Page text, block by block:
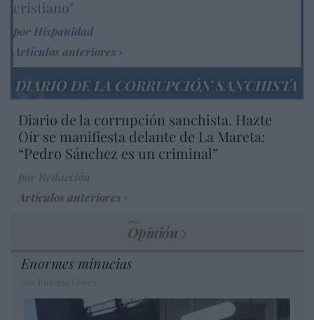
cristiano"
por Hispanidad
Artículos anteriores
DIARIO DE LA CORRUPCIÓN SANCHISTA
Diario de la corrupción sanchista. Hazte
Oír se manifiesta delante de La Mareta:
“Pedro Sánchez es un criminal”
Artículos anteriores
Opinión
Enormes minucias